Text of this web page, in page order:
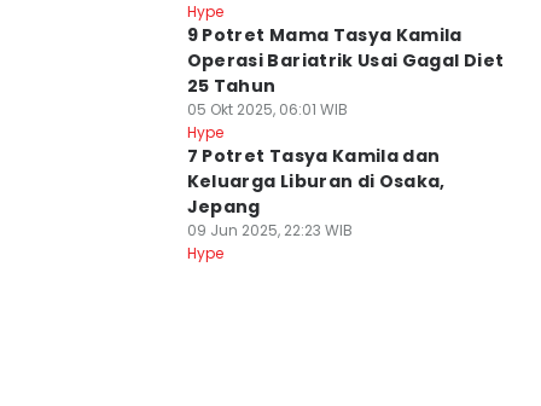
Hype
9 Potret Mama Tasya Kamila
Operasi Bariatrik Usai Gagal Diet
25 Tahun
05 Okt 2025, 06:01 WIB
Hype
7 Potret Tasya Kamila dan
Keluarga Liburan di Osaka,
Jepang
09 Jun 2025, 22:23 WIB
Hype